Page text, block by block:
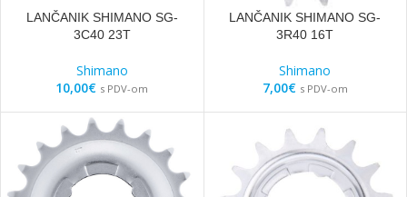
LANČANIK SHIMANO SG-
3C40 23T
Shimano
10,00€ s PDV-om
LANČANIK SHIMANO SG-
3R40 16T
Shimano
7,00€ s PDV-om